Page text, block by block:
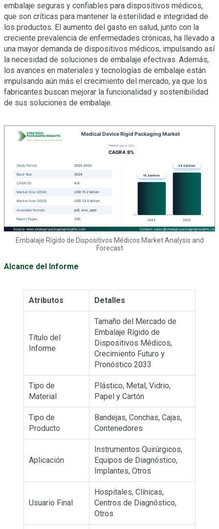
embalaje seguras y confiables para dispositivos médicos,
que son críticas para mantener la esterilidad e integridad de
los productos. El aumento del gasto en salud, junto con la
creciente prevalencia de enfermedades crónicas, ha llevado a
una mayor demanda de dispositivos médicos, impulsando así
la necesidad de soluciones de embalaje efectivas. Además,
los avances en materiales y tecnologías de embalaje están
impulsando aún más el crecimiento del mercado, ya que los
fabricantes buscan mejorar la funcionalidad y sostenibilidad
de sus soluciones de embalaje.
Embalaje Rígido de Dispositivos Médicos Market Analysis and
Forecast
Alcance del Informe
Atributos Detalles
Título del
Informe
Tamaño del Mercado de
Embalaje Rígido de
Dispositivos Médicos,
Crecimiento Futuro y
Pronóstico 2033
Tipo de
Material
Plástico, Metal, Vidrio,
Papel y Cartón
Tipo de
Producto
Bandejas, Conchas, Cajas,
Contenedores
Aplicación
Instrumentos Quirúrgicos,
Equipos de Diagnóstico,
Implantes, Otros
Usuario Final
Hospitales, Clínicas,
Centros de Diagnóstico,
Otros